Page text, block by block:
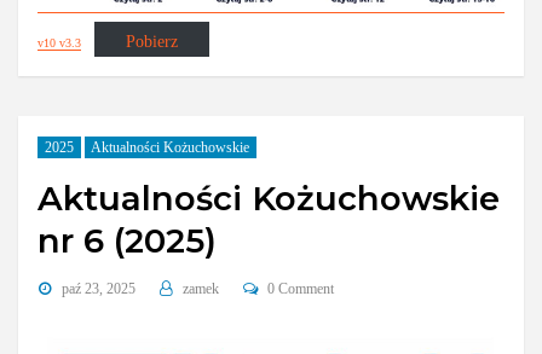
v10 v3.3 Pobierz
2025 Aktualności Kożuchowskie
Aktualności Kożuchowskie
nr 6 (2025)
paź 23, 2025 zamek 0 Comment